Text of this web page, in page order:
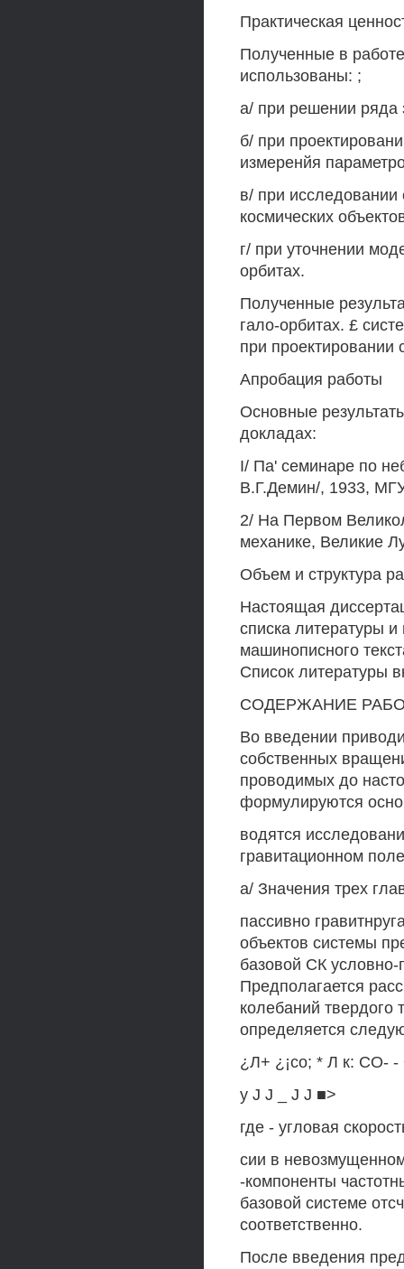
Практическая
Полученные в
использованы: ;
а/ при решении ряда
б/ при
измеренйя
в/ при
космических
г/ при уточнении
орбитах.
Полученные
гало-орбитах. £
при проектировании
Апробация работы
Основные
докладах:
I/ Па' семинаре по
В.Г.Демин/, 1933,
2/ На Первом
механике, Великие
Объем и структура
Настоящая
списка литературы
машинописного
Список литературы
СОДЕРЖАНИЕ
Во введении
собственных
проводимых до
формулируются
водятся
гравитационном
а/ Значения трех
пассивно
объектов системы
базовой СК
Предполагается
колебаний твердого
определяется
¿Л+ ¿¡со; * Л к: СО-
у J J _ J J ■>
где - угловая
сии в
-компоненты
базовой системе
соответственно.
После введения